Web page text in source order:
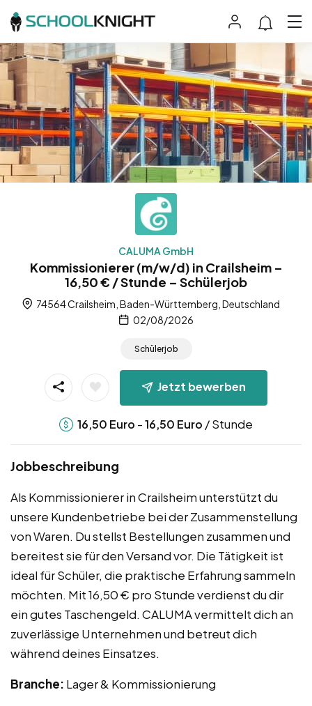
CALUMA GmbH
Kommissionierer (m/w/d) in Crailsheim –
16,50 € / Stunde – Schülerjob
74564 Crailsheim, Baden-Württemberg, Deutschland
02/08/2026
Schülerjob
Jetzt bewerben
16,50 Euro -16,50 Euro / Stunde
Jobbeschreibung
Als Kommissionierer in Crailsheim unterstützt du
unsere Kundenbetriebe bei der Zusammenstellung
von Waren. Du stellst Bestellungen zusammen und
bereitest sie für den Versand vor. Die Tätigkeit ist
ideal für Schüler, die praktische Erfahrung sammeln
möchten. Mit 16,50 € pro Stunde verdienst du dir
ein gutes Taschengeld. CALUMA vermittelt dich an
zuverlässige Unternehmen und betreut dich
während deines Einsatzes.
Branche: Lager & Kommissionierung